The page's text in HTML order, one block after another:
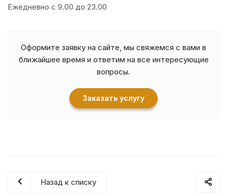
Ежедневно с 9.00 до 23.00
Оформите заявку на сайте, мы свяжемся с вами в
ближайшее время и ответим на все интересующие
вопросы.
Заказать услугу
Назад к списку